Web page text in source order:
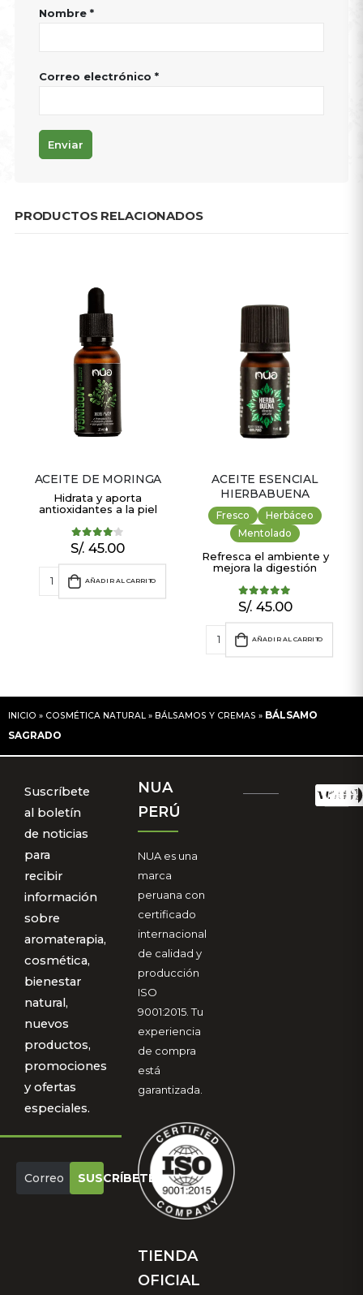
Nombre *
Correo electrónico *
PRODUCTOS RELACIONADOS
ACEITE DE MORINGA
Hidrata y aporta
antioxidantes a la piel
4.00 out of 5
S/. 45.00
AÑADIR AL CARRITO
ACEITE ESENCIAL
HIERBABUENA
Fresco
Herbáceo
Mentolado
Refresca el ambiente y
mejora la digestión
5.00 out of 5
S/.45.00
AÑADIR AL CARRITO
INICIO » COSMÉTICA NATURAL » BÁLSAMOS Y CREMAS » BÁLSAMO
SAGRADO
Suscríbete
al boletín
de noticias
para
recibir
información
sobre
aromaterapia,
cosmética,
bienestar
natural,
nuevos
productos,
promociones
y ofertas
especiales.
SUSCRÍBETE
NUA
PERÚ
NUA es una
marca
peruana con
certificado
internacional
de calidad y
producción
ISO
9001:2015. Tu
experiencia
de compra
está
garantizada.
TIENDA
OFICIAL